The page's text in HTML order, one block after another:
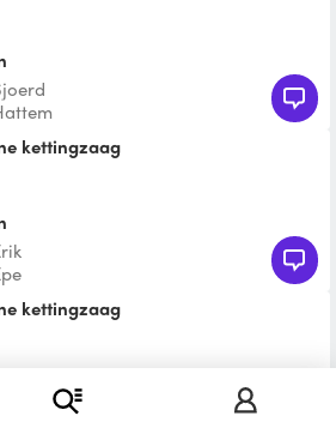
Sjoerd
kettingzaag
Erik
kettingzaag